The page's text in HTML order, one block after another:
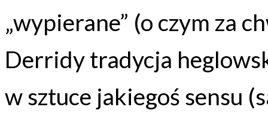
„wypierane” (o czym za
Derridy tradycja
w sztuce jakiegoś sensu